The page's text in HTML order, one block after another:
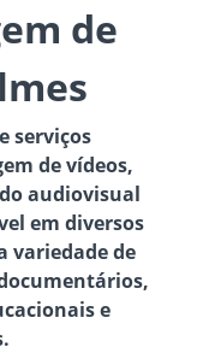
de
serviços
de vídeos,
audiovisual
em diversos
variedade de
e